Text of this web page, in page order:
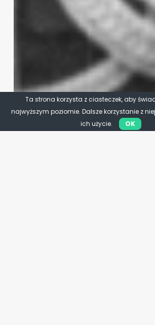
Ta strona korzysta z ciasteczek, aby
najwyższym poziomie. Dalsze korzystanie z
ich użycie.
OK